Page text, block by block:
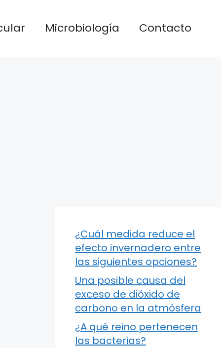
Microbiología Contacto
¿Cuál medida reduce el
efecto invernadero entre
las siguientes opciones?
Una posible causa del
exceso de dióxido de
carbono en la atmósfera
¿A qué reino pertenecen
las bacterias?